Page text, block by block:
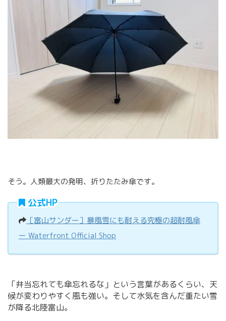
そう。人類最大の発明、折りたたみ傘です。
公式HP
［富山サンダー］暴風雪にも耐える究極の超耐風傘
ー Waterfront Official Shop
「弁当忘れても傘忘れるな」という言葉があるくらい、天
候が変わりやすく風も強い。そして水気を含んだ重たい雪
が降る北陸富山。